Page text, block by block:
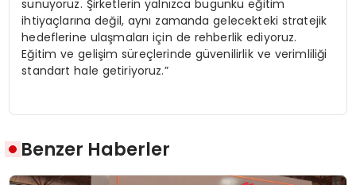
sunuyoruz. Şirketlerin yalnızca bugünkü eğitim
ihtiyaçlarına değil, aynı zamanda gelecekteki stratejik
hedeflerine ulaşmaları için de rehberlik ediyoruz.
Eğitim ve gelişim süreçlerinde güvenilirlik ve verimliliği
standart hale getiriyoruz.”
Benzer Haberler